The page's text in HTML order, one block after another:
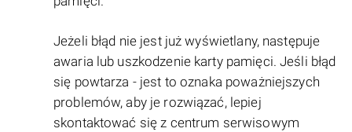
Jeżeli błąd nie jest już wyświetlany, następuje
awaria lub uszkodzenie karty pamięci. Jeśli błąd
się powtarza - jest to oznaka poważniejszych
problemów, aby je rozwiązać, lepiej
skontaktować się z centrum serwisowym